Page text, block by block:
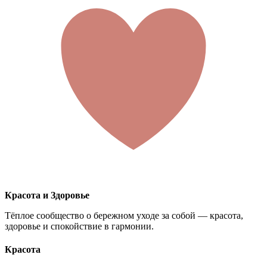
Красота и Здоровье
Тёплое сообщество о бережном уходе за собой — красота,
здоровье и спокойствие в гармонии.
Красота